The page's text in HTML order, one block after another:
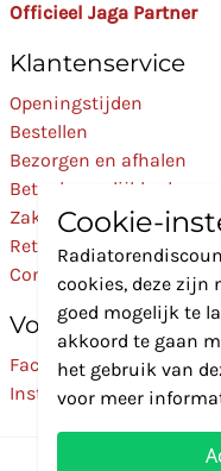
Officieel Jaga Partner
Klantenservice
Openingstijden
Bestellen
Bezorgen en afhalen
Betaalmogelijkheden
Zakelijk
Retourneren
Contact
Volg Ons
Facebook
Instagram
Cookie-
cookies, deze zijn
goed mogelijk te
akkoord te gaan
het gebruik van
voor meer